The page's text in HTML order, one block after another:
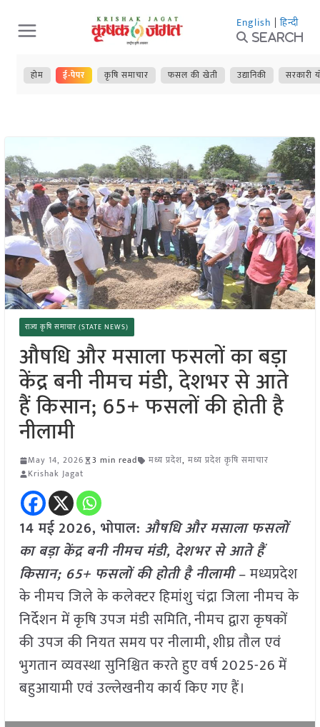
Skip
to
content
English | हिन्दी
Search
होम ई-पेपर कृषि समाचार फसल की खेती उद्यानिकी सरकारी
राज्य कृषि समाचार (STATE NEWS)
औषधि और मसाला फसलों का बड़ा
केंद्र बनी नीमच मंडी, देशभर से आते
हैं किसान; 65+ फसलों की होती है
नीलामी
May 14, 2026 3 min read मध्य प्रदेश, मध्य प्रदेश कृषि समाचार
Krishak Jagat
14 मई2026, भोपाल: औषधि और मसाला फसलों
का बड़ा केंद्र बनी नीमच मंडी, देशभर से आते हैं
किसान; 65+ फसलों की होती है नीलामी– मध्यप्रदेश
के नीमच जिले के कलेक्टर हिमांशु चंद्रा जिला नीमच के
निर्देशन में कृषि उपज मंडी समिति, नीमच द्वारा कृषकों
की उपज की नियत समय पर नीलामी, शीघ्र तौल एवं
भुगतान व्यवस्था सुनिश्चित करते हुए वर्ष 2025-26 में
बहुआयामी एवं उल्लेखनीय कार्य किए गए हैं।